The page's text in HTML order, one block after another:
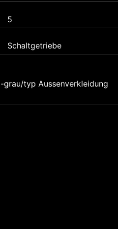
5
Schaltgetriebe
grau/typ Aussenverkleidung